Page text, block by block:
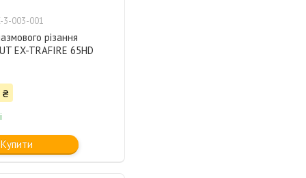
3-003-001
різання
EX-TRAFIRE 65HD
₴
Купити